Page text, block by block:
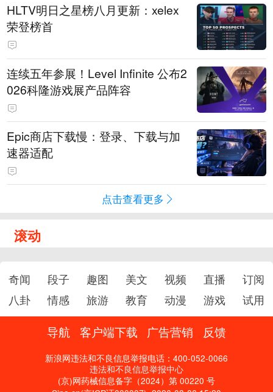
HLTV明日之星榜八月更新：xelex
荣登榜首
连续五年参展！Level Infinite 公布2
026科隆游戏展产品阵容
Epic商店下载慢：登录、下载与加
速器适配
点击查看更多
滚动
奇闻 段子 趣图 美文 视频 直播
订阅
八卦
情感 旅游 教育 动漫 游戏 试用
导航 客户端下载 广告营销 反馈
新浪网违法和不良信息举报电话：400-052-0066
违法和不良信息举报中心
(京)网药械信息备字（2024）第 00220 号